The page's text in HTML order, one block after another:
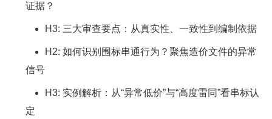
证据？
H3: 三大审查要点：从真实性、一致性到编制依据
H2: 如何识别围标串通行为？聚焦造价文件的异常
信号
H3: 实例解析：从“异常低价”与“高度雷同”看串标认
定